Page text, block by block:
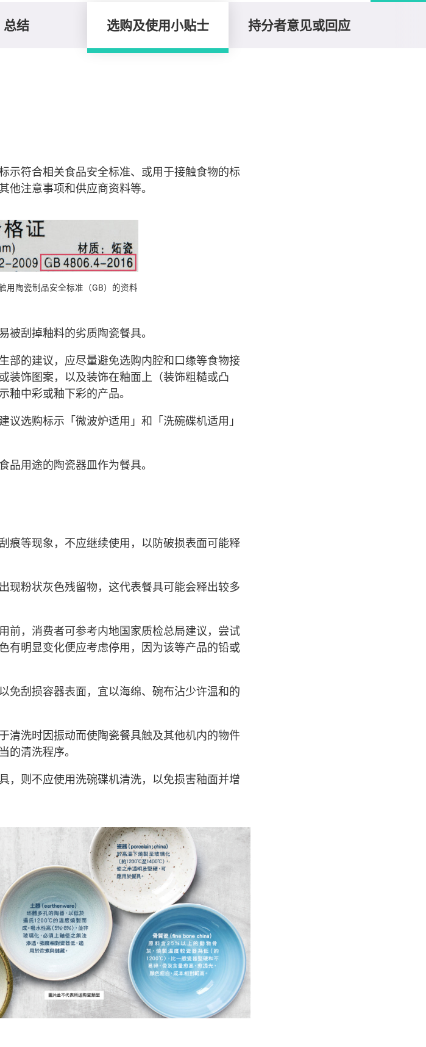
总结 选购及使用小贴士 持分者意见或回应
示符合相关食品安全标准、或用于接触食物的标
他注意事项和供应商资料等。
用陶瓷制品安全标准（GB）的资料
被刮掉釉料的劣质陶瓷餐具。
部的建议，应尽量避免选购内腔和口缘等食物接
装饰图案，以及装饰在釉面上（装饰粗糙或凸
釉中彩或釉下彩的产品。
选购标示「微波炉适用」和「洗碗碟机适用」
品用途的陶瓷器皿作为餐具。
痕等现象，不应继续使用，以防破损表面可能释
现粉状灰色残留物，这代表餐具可能会释出较多
前，消费者可参考内地国家质检总局建议，尝试
有明显变化便应考虑停用，因为该等产品的铅或
免刮损容器表面，宜以海绵、碗布沾少许温和的
清洗时因振动而使陶瓷餐具触及其他机内的物件
的清洗程序。
，则不应使用洗碗碟机清洗，以免损害釉面并增